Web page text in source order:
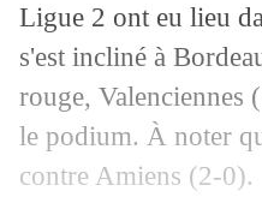
Ligue 2 ont eu lieu
s'est incliné à
rouge, Valenciennes
le podium. À noter
contre Amiens (2-0).
... Liste des
10/02 PSG:
10/02 : un